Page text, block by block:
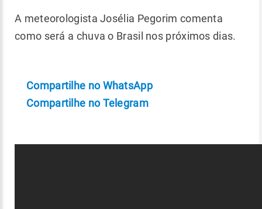
A meteorologista Josélia Pegorim comenta
como será a chuva o Brasil nos próximos dias.
Compartilhe no WhatsApp
Compartilhe no Telegram